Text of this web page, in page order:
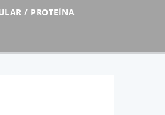
/ PROTEÍNA